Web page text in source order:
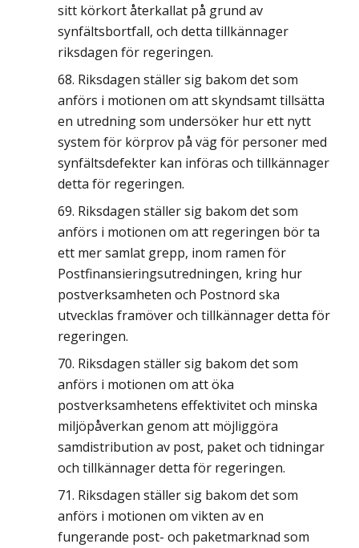
sitt körkort återkallat på grund av
synfältsbortfall, och detta tillkännager
riksdagen för regeringen.
Riksdagen ställer sig bakom det som
anförs i motionen om att skyndsamt tillsätta
en utredning som undersöker hur ett nytt
system för körprov på väg för personer med
synfältsdefekter kan införas och tillkännager
detta för regeringen.
Riksdagen ställer sig bakom det som
anförs i motionen om att regeringen bör ta
ett mer samlat grepp, inom ramen för
Postfinansieringsutredningen, kring hur
postverksamheten och Postnord ska
utvecklas framöver och tillkännager detta för
regeringen.
Riksdagen ställer sig bakom det som
anförs i motionen om att öka
postverksamhetens effektivitet och minska
miljöpåverkan genom att möjliggöra
samdistribution av post, paket och tidningar
och tillkännager detta för regeringen.
Riksdagen ställer sig bakom det som
anförs i motionen om vikten av en
fungerande post- och paketmarknad som